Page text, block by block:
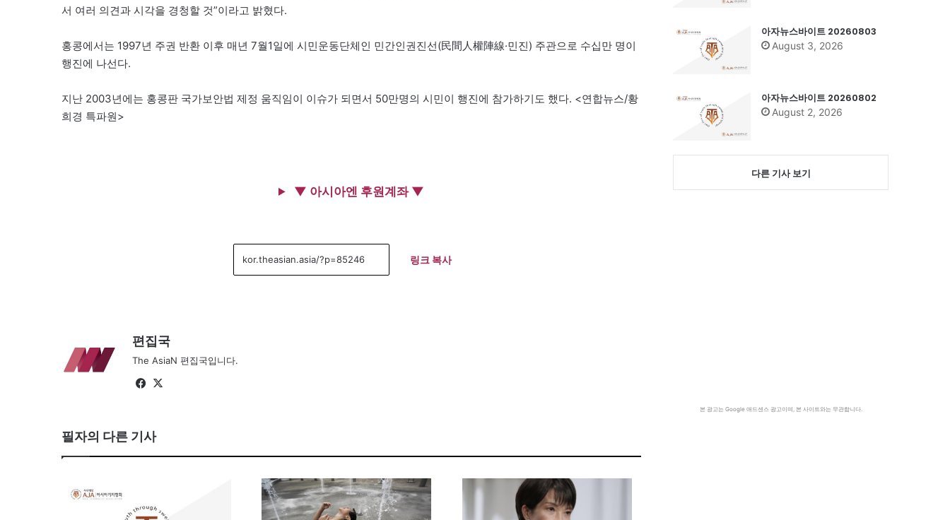
서 여러 의견과 시각을 경청할 것”이라고 밝혔다.
홍콩에서는 1997년 주권 반환 이후 매년 7월1일에 시민운동단체인 민간인권진선(民間人權陣線·민진) 주관으로 수십만 명이
행진에 나선다.
지난 2003년에는 홍콩판 국가보안법 제정 움직임이 이슈가 되면서 50만명의 시민이 행진에 참가하기도 했다. <연합뉴스/황
희경 특파원>
▼ 아시아엔 후원계좌 ▼
링크 복사
편집국
The AsiaN 편집국입니다.
Fa
ok
필자의 다른 기사
아자뉴스바이트 20260803
August 3, 2026
아자뉴스바이트 20260802
August 2, 2026
다른 기사 보기
본 광고는 Google 애드센스 광고이며, 본 사이트와는 무관합니다.